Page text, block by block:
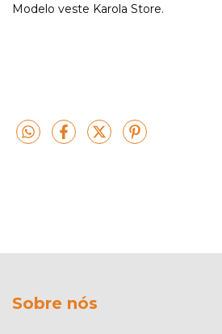
Modelo veste Karola Store.
Sobre nós